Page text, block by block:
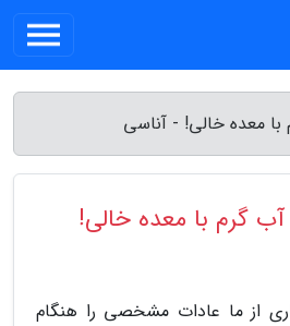
از ما عادات مشخصی را هنگام